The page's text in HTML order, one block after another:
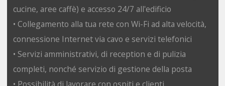
cucine, aree caffè) e accesso 24/7 all'edificio
• Collegamento alla tua rete con Wi-Fi ad alta velocità,
connessione Internet via cavo e servizi telefonici
• Servizi amministrativi, di reception e di pulizia
completi, nonché servizio di gestione della posta
• Possibilità di lavorare con ospiti e clienti